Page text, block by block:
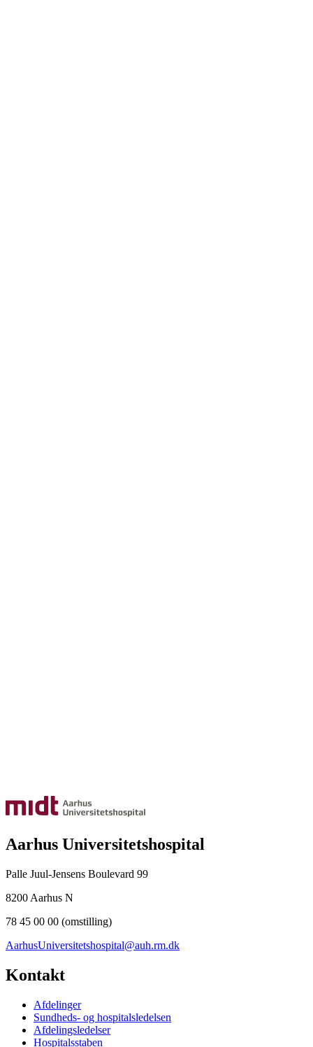
Aarhus Universitetshospital
Palle Juul-Jensens Boulevard 99
8200 Aarhus N
78 45 00 00 (omstilling)
AarhusUniversitetshospital@auh.rm.dk
Kontakt
Afdelinger
Sundheds- og hospitalsledelsen
Afdelingsledelser
Hospitalsstaben